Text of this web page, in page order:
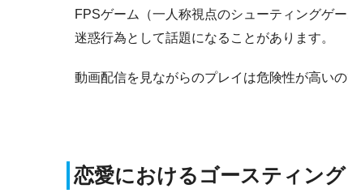
FPSゲーム（一人称視点のシューティングゲ
迷惑行為として話題になることがあります。
動画配信を見ながらのプレイは危険性が高いの
恋愛におけるゴースティング